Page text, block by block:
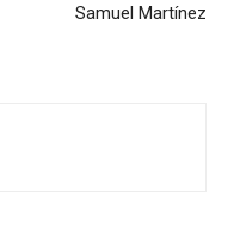
Samuel Martínez